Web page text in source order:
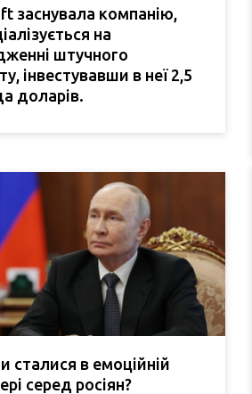
заснувала компанію,
на
штучного
інвестувавши в неї 2,5
доларів.
сталися в емоційній
серед росіян?